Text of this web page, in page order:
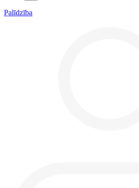
Palīdzība